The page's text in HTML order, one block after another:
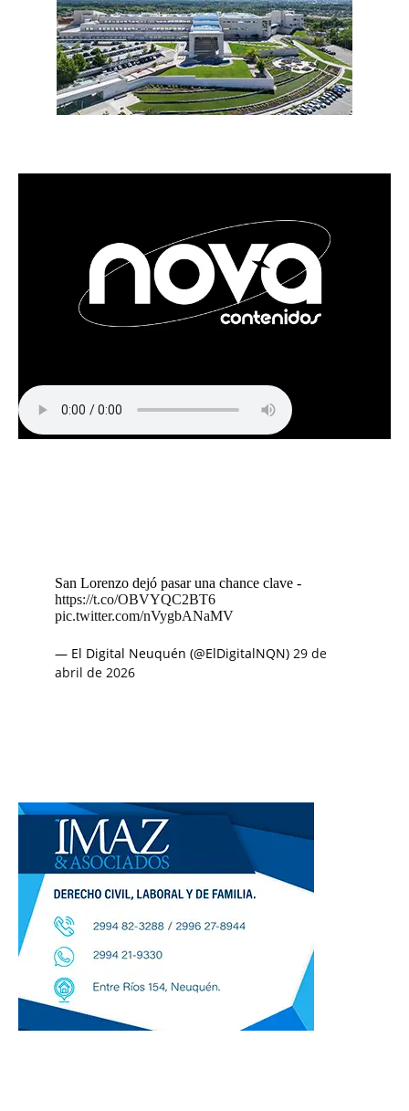
San Lorenzo dejó pasar una chance clave -
https://t.co/OBVYQC2BT6
pic.twitter.com/nVygbANaMV
— El Digital Neuquén (@ElDigitalNQN) 29 de
abril de 2026